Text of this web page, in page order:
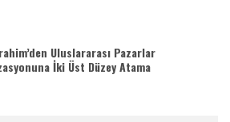
Uluslararası Pazarlar
İki Üst Düzey Atama